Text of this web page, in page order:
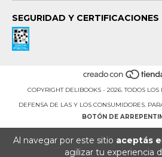
Al navegar por este sitio aceptás
agilizar tu experiencia
SEGURIDAD Y CERTIFICACIONES
COPYRIGHT DELIBOOKS - 2026. TODOS LOS
DEFENSA DE LAS Y LOS CONSUMIDORES.
BOTÓN DE